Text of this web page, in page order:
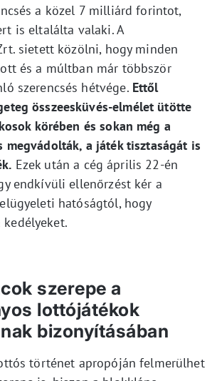
a közel 7 milliárd forintot,
is eltalálta valaki. A
sietett közölni, hogy minden
és a múltban már többször
szerencsés hétvége. Ettől
összeesküvés-elmélet ütötte
körében és sokan még a
megvádolták, a játék tisztaságát is
Ezek után a cég április 22-én
endkívüli ellenőrzést kér a
hatóságtól, hogy
kedélyeket.
szerepe a
lottójátékok
bizonyításában
történet apropóján felmerülhet